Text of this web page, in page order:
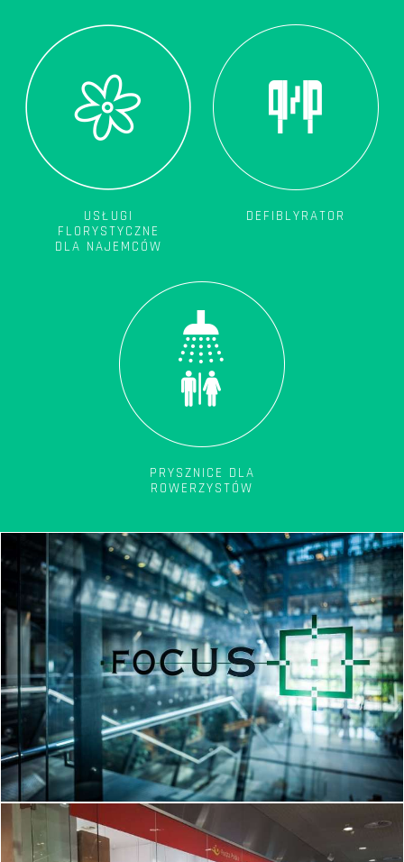
USŁUGI
FLORYSTYCZNE
DLA NAJEMCÓW
DEFIBLYRATOR
PRYSZNICE DLA
ROWERZYSTÓW